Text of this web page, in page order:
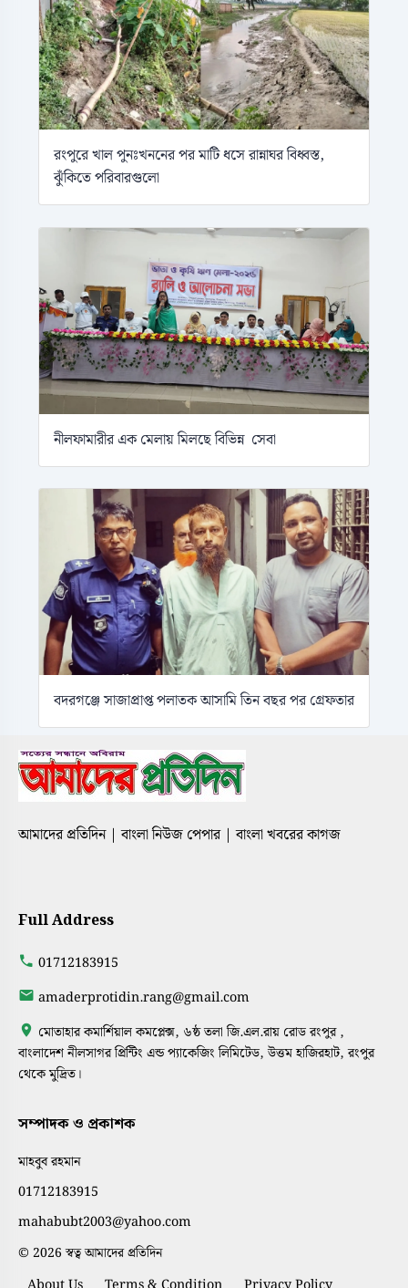
রংপুরে খাল পুনঃখননের পর মাটি ধসে রান্নাঘর বিধ্বস্ত,
ঝুঁকিতে পরিবারগুলো
নীলফামারীর এক মেলায় মিলছে বিভিন্ন সেবা
বদরগঞ্জে সাজাপ্রাপ্ত পলাতক আসামি তিন বছর পর গ্রেফতার
আমাদের প্রতিদিন | বাংলা নিউজ পেপার | বাংলা খবরের কাগজ
Full Address
01712183915
amaderprotidin.rang@gmail.com
মোতাহার কমার্শিয়াল কমপ্লেক্স, ৬ষ্ঠ তলা জি.এল.রায় রোড রংপুর ,
বাংলাদেশ নীলসাগর প্রিন্টিং এন্ড প্যাকেজিং লিমিটেড, উত্তম হাজিরহাট, রংপুর
থেকে মুদ্রিত।
সম্পাদক ও প্রকাশক
মাহবুব রহমান
01712183915
mahabubt2003@yahoo.com
© 2026 স্বত্ব আমাদের প্রতিদিন